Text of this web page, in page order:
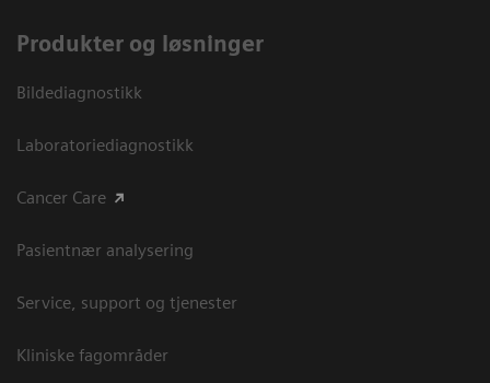
Produkter og løsninger
Bildediagnostikk
Laboratoriediagnostikk
Cancer Care
Pasientnær analysering
Service, support og tjenester
Kliniske fagområder